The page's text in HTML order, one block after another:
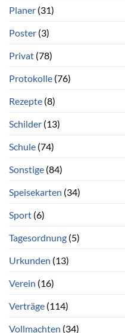
Planer (31)
Poster (3)
Privat (78)
Protokolle (76)
Rezepte (8)
Schilder (13)
Schule (74)
Sonstige (84)
Speisekarten (34)
Sport (6)
Tagesordnung (5)
Urkunden (13)
Verein (16)
Verträge (114)
Vollmachten (34)